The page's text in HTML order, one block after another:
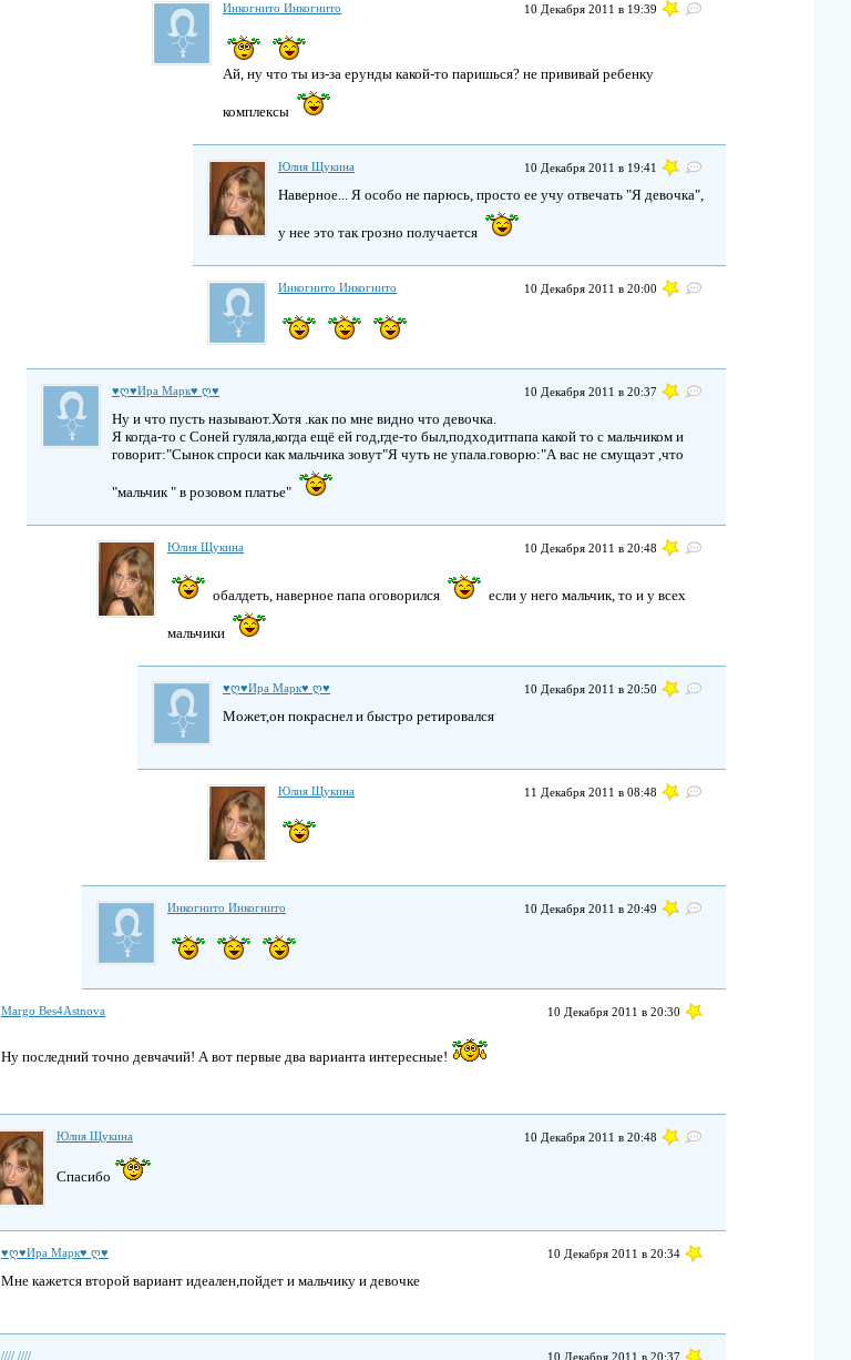
Инкогнито Инкогнито 10 Декабря 2011 в 19:39
Ай, ну что ты из-за ерунды какой-то паришься? не прививай ребенку
комплексы
Юлия Щукина 10 Декабря 2011 в 19:41
Наверное... Я особо не парюсь, просто ее учу отвечать "Я девочка",
у нее это так грозно получается
Инкогнито Инкогнито 10 Декабря 2011 в 20:00
♥ღ♥Ира Марк♥ ღ♥ 10 Декабря 2011 в 20:37
Ну и что пусть называют.Хотя .как по мне видно что девочка.
Я когда-то с Соней гуляла,когда ещё ей год,где-то был,подходитпапа какой то с мальчиком и
говорит:"Сынок спроси как мальчика зовут"Я чуть не упала.говорю:"А вас не смущаэт ,что
"мальчик " в розовом платье"
Юлия Щукина 10 Декабря 2011 в 20:48
обалдеть, наверное папа оговорился если у него мальчик, то и у всех
мальчики
♥ღ♥Ира Марк♥ ღ♥ 10 Декабря 2011 в 20:50
Может,он покраснел и быстро ретировался
Юлия Щукина 11 Декабря 2011 в 08:48
Инкогнито Инкогнито 10 Декабря 2011 в 20:49
Margo Bes4Astnova 10 Декабря 2011 в 20:30
Ну последний точно девчачий! А вот первые два варианта интересные!
Юлия Щукина 10 Декабря 2011 в 20:48
Спасибо
♥ღ♥Ира Марк♥ ღ♥ 10 Декабря 2011 в 20:34
Мне кажется второй вариант идеален,пойдет и мальчику и девочке
//// //// 10 Декабря 2011 в 20:37